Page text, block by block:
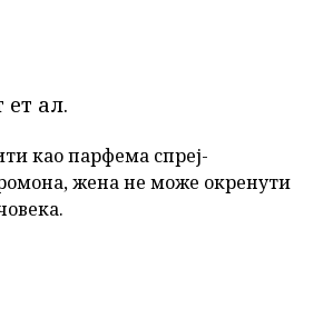
ет ал.
као парфема спреј-
жена не може окренути